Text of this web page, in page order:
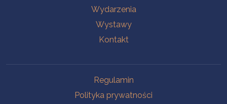
Wydarzenia
Wystawy
Kontakt
Regulamin
Polityka prywatności